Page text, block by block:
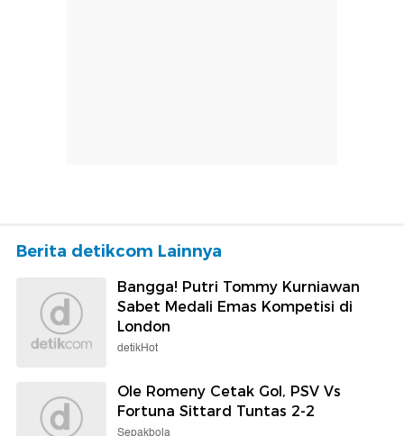
Berita detikcom Lainnya
Bangga! Putri Tommy Kurniawan
Sabet Medali Emas Kompetisi di
London
detikHot
Ole Romeny Cetak Gol, PSV Vs
Fortuna Sittard Tuntas 2-2